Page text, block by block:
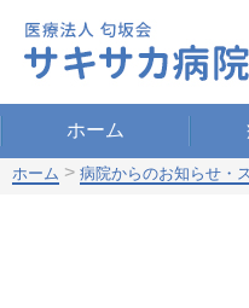
ホーム
ホーム > 病院からのお知らせ・